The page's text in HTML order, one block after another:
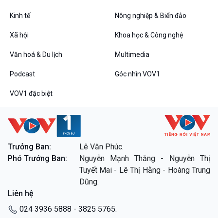
VOV1 đặc biệt
Chân dung cuộc sống
Các chương trình đặc biệt
Kinh tế Nông nghiệp & Biển đảo
Xã hội Khoa học & Công nghệ
Văn hoá & Du lịch Multimedia
Podcast Góc nhìn VOV1
VOV1 đặc biệt
Trưởng Ban:
Lê Văn Phúc.
Phó Trưởng Ban:
Nguyễn Mạnh Thắng - Nguyễn Thị
Tuyết Mai - Lê Thị Hằng - Hoàng Trung
Dũng.
Liên hệ
024 3936 5888 - 3825 5765.